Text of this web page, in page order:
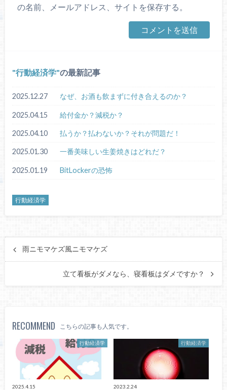
の名前、メールアドレス、サイトを保存する。
行動経済学 の最新記事
2025.12.27 なぜ、お酒も飲まずに付き合えるのか？
2025.04.15 給付金か？減税か？
2025.04.10 払うか？払わないか？それが問題だ！
2025.01.30 一番美味しい生姜焼きはどれだ？
2025.01.19 BitLockerの恐怖
行動経済学
雨ニモマケズ風ニモマケズ
立て看板がダメなら、寝看板はダメですか？
RECOMMEND こちらの記事も人気です。
行動経済学
2025.4.15
行動経済学
2023.2.24